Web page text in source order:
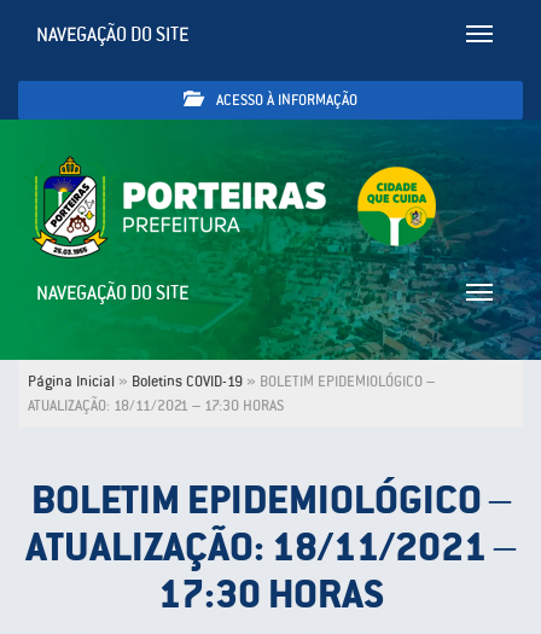
Toggle
NAVEGAÇÃO DO SITE
ACESSO À INFORMAÇÃO
Toggle
NAVEGAÇÃO DO SITE
Página Inicial » Boletins COVID-19 » BOLETIM EPIDEMIOLÓGICO –
ATUALIZAÇÃO: 18/11/2021 – 17:30 HORAS
BOLETIM EPIDEMIOLÓGICO –
ATUALIZAÇÃO: 18/11/2021 –
17:30 HORAS